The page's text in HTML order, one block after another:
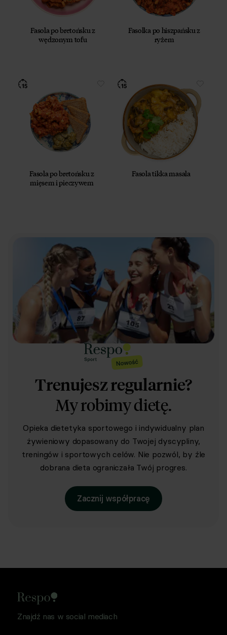
Fasola po bretońsku z
wędzonym tofu
Fasolka po hiszpańsku z
ryżem
Fasola po bretońsku z
mięsem i pieczywem
Fasola tikka masala
Trenujesz regularnie?
My robimy dietę.
Opieka dietetyka sportowego i indywidualny plan
żywieniowy dopasowany do Twojej dyscypliny,
treningów i sportowych celów. Nie pozwól, by źle
dobrana dieta ograniczała Twój progres.
Zacznij współpracę
Znajdź nas w social mediach